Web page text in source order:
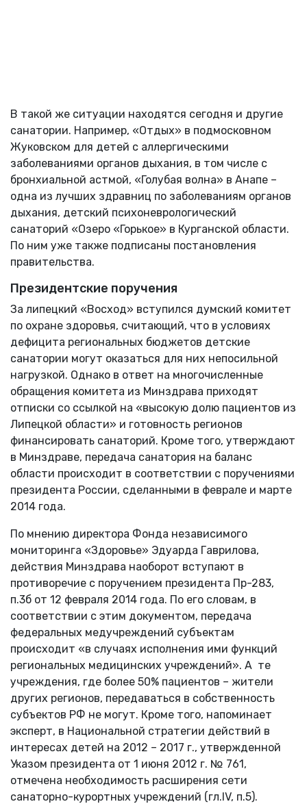
В такой же ситуации находятся сегодня и другие
санатории. Например, «Отдых» в подмосковном
Жуковском для детей с аллергическими
заболеваниями органов дыхания, в том числе с
бронхиальной астмой, «Голубая волна» в Анапе –
одна из лучших здравниц по заболеваниям органов
дыхания, детский психоневрологический
санаторий «Озеро «Горькое» в Курганской области.
По ним уже также подписаны постановления
правительства.
Президентские поручения
За липецкий «Восход» вступился думский комитет
по охране здоровья, считающий, что в условиях
дефицита региональных бюджетов детские
санатории могут оказаться для них непосильной
нагрузкой. Однако в ответ на многочисленные
обращения комитета из Минздрава приходят
отписки со ссылкой на «высокую долю пациентов из
Липецкой области» и готовность регионов
финансировать санаторий. Кроме того, утверждают
в Минздраве, передача санатория на баланс
области происходит в соответствии с поручениями
президента России, сделанными в феврале и марте
2014 года.
По мнению директора Фонда независимого
мониторинга «Здоровье» Эдуарда Гаврилова,
действия Минздрава наоборот вступают в
противоречие с поручением президента Пр-283,
п.3б от 12 февраля 2014 года. По его словам, в
соответствии с этим документом, передача
федеральных медучреждений субъектам
происходит «в случаях исполнения ими функций
региональных медицинских учреждений». А те
учреждения, где более 50% пациентов – жители
других регионов, передаваться в собственность
субъектов РФ не могут. Кроме того, напоминает
эксперт, в Национальной стратегии действий в
интересах детей на 2012 – 2017 г., утвержденной
Указом президента от 1 июня 2012 г. № 761,
отмечена необходимость расширения сети
санаторно-курортных учреждений (гл.IV, п.5).